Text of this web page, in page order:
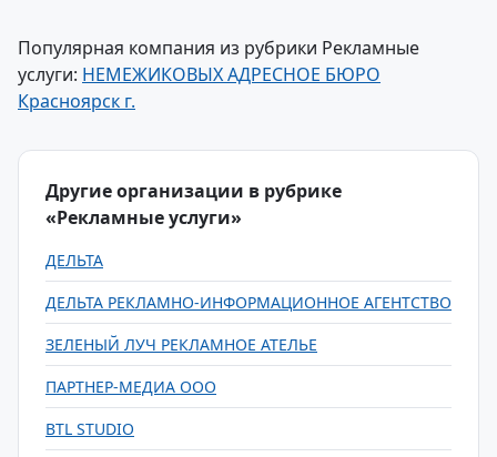
Популярная компания из рубрики Рекламные
услуги: НЕМЕЖИКОВЫХ АДРЕСНОЕ БЮРО
Красноярск г.
Другие организации в рубрике
«Рекламные услуги»
ДЕЛЬТА
ДЕЛЬТА РЕКЛАМНО-ИНФОРМАЦИОННОЕ АГЕНТСТВО
ЗЕЛЕНЫЙ ЛУЧ РЕКЛАМНОЕ АТЕЛЬЕ
ПАРТНЕР-МЕДИА ООО
BTL STUDIO